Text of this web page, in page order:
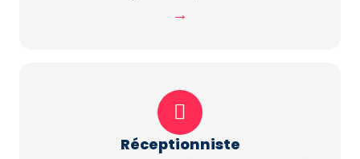
→
Réceptionniste